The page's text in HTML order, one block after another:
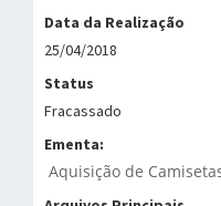
Data da Realização
25/04/2018
Status
Fracassado
Ementa:
Aquisição de